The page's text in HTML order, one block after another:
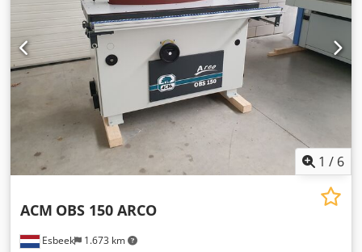
1 / 6
Esbeek 1.673 km
ACM OBS 150 ARCO